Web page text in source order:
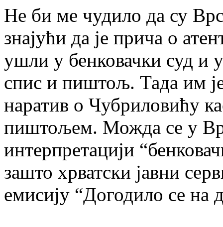
Не би ме чудило да су
знајући да је прича о
ушли у бенковачки суд и
спис и пиштољ. Тада им
наратив о Чубриловићу
пиштољем. Можда се у
интерпретацији
зашто хрватски јавни
емисију “Догодило се на